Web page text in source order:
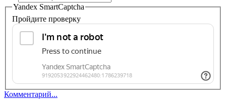
Yandex SmartCaptcha
Пройдите проверку
Комментарий...